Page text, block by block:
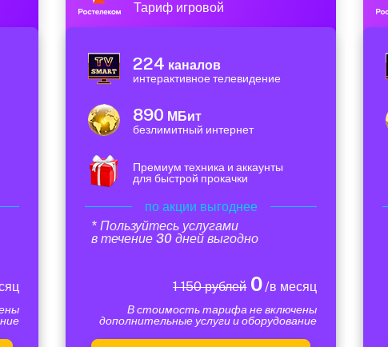
Тариф игровой
224 каналов
интерактивное телевидение
890 МБит
безлимитный интернет
Премиум техника и аккаунты
для быстрой прокачки
по акции выгоднее
* Пользуйтесь услугами
в течение 30 дней выгодно
1 150 рублей0/в месяц
В стоимость тарифа не включены
дополнительные услуги и оборудование